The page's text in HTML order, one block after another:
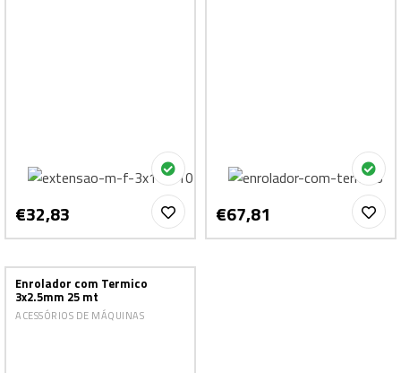
€32,83 €67,81
Enrolador com Termico
3x2.5mm 25 mt
ACESSÓRIOS DE MÁQUINAS